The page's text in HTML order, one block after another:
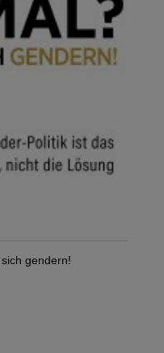
gendern!